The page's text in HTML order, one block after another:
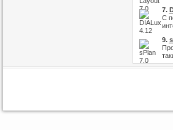
7.
С
9.